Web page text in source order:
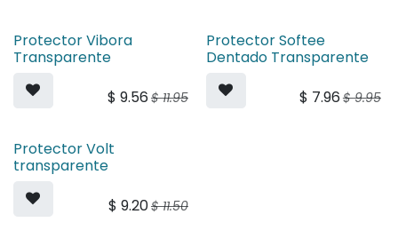
Protector Vibora
Transparente
$ 9.56 $11.95
Protector Softee
Dentado Transparente
$ 7.96 $9.95
Protector Volt
transparente
$ 9.20$11.50